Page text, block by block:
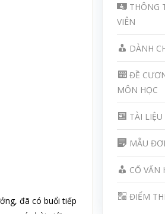
THÔNG
VIÊN
DÀNH
ĐỀ
MÔN HỌC
TÀI
MẪU
CỐ VẤN
ĐIỂM THI
đã có buổi tiếp